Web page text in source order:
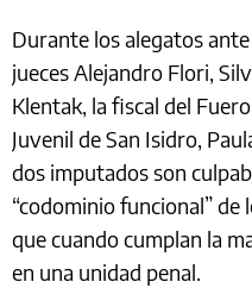
Durante los alegatos
jueces Alejandro Flori,
Klentak, la fiscal del
Juvenil de San Isidro,
dos imputados son
“codominio funcional”
que cuando cumplan la
en una unidad penal.